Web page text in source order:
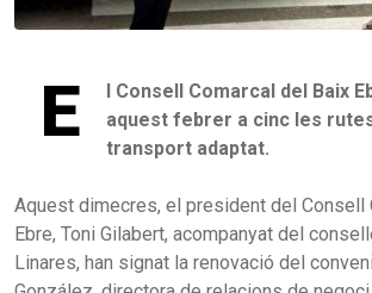
E
l Consell Comarcal del Baix
aquest febrer a cinc les
transport adaptat.
Aquest dimecres, el president del Consell
Ebre, Toni Gilabert, acompanyat del
Linares, han signat la renovació del